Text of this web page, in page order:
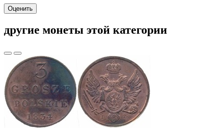
Оценить
другие монеты этой категории